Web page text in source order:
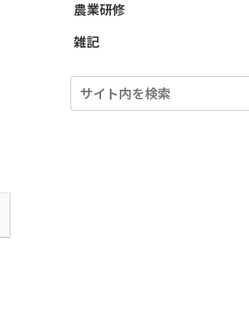
農業研修
雑記